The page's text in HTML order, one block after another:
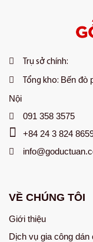
Trụ sở chính:
Tổng kho: Bến đò
Nội
091 358 3575
+84 24 3 824
VỀ CHÚNG TÔI
Giới thiệu
Dịch vụ gia công dán